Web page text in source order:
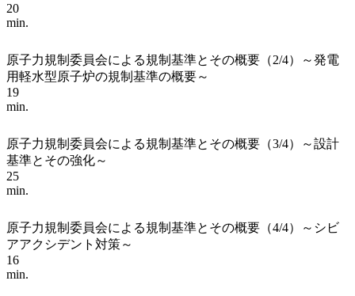
20
min.
原子力規制委員会による規制基準とその概要（2/4）～発電
用軽水型原子炉の規制基準の概要～
19
min.
原子力規制委員会による規制基準とその概要（3/4）～設計
基準とその強化～
25
min.
原子力規制委員会による規制基準とその概要（4/4）～シビ
アアクシデント対策～
16
min.